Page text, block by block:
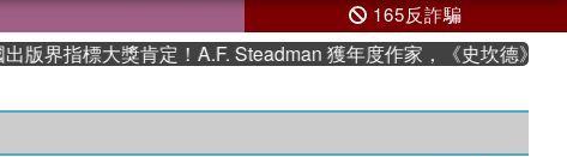
165反詐騙
版界指標大獎肯定！A.F. Steadman 獲年度作家，《史坎德》系列